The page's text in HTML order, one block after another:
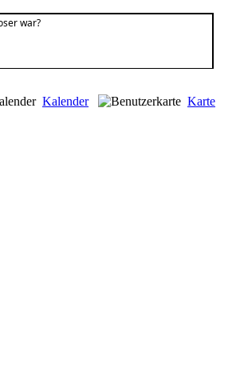
war?
Kalender
Karte